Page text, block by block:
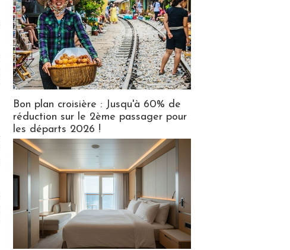
Bon plan croisière : Jusqu'à 60% de
réduction sur le 2ème passager pour
les départs 2026 !